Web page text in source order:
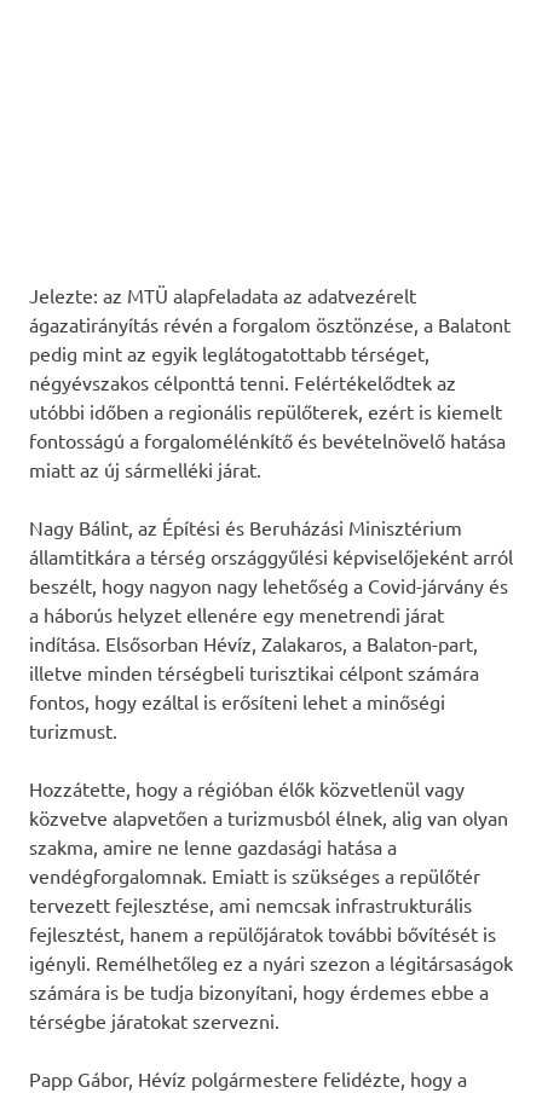
Jelezte: az MTÜ alapfeladata az adatvezérelt
ágazatirányítás révén a forgalom ösztönzése, a Balatont
pedig mint az egyik leglátogatottabb térséget,
négyévszakos célponttá tenni. Felértékelődtek az
utóbbi időben a regionális repülőterek, ezért is kiemelt
fontosságú a forgalomélénkítő és bevételnövelő hatása
miatt az új sármelléki járat.
Nagy Bálint, az Építési és Beruházási Minisztérium
államtitkára a térség országgyűlési képviselőjeként arról
beszélt, hogy nagyon nagy lehetőség a Covid-járvány és
a háborús helyzet ellenére egy menetrendi járat
indítása. Elsősorban Hévíz, Zalakaros, a Balaton-part,
illetve minden térségbeli turisztikai célpont számára
fontos, hogy ezáltal is erősíteni lehet a minőségi
turizmust.
Hozzátette, hogy a régióban élők közvetlenül vagy
közvetve alapvetően a turizmusból élnek, alig van olyan
szakma, amire ne lenne gazdasági hatása a
vendégforgalomnak. Emiatt is szükséges a repülőtér
tervezett fejlesztése, ami nemcsak infrastrukturális
fejlesztést, hanem a repülőjáratok további bővítését is
igényli. Remélhetőleg ez a nyári szezon a légitársaságok
számára is be tudja bizonyítani, hogy érdemes ebbe a
térségbe járatokat szervezni.
Papp Gábor, Hévíz polgármestere felidézte, hogy a